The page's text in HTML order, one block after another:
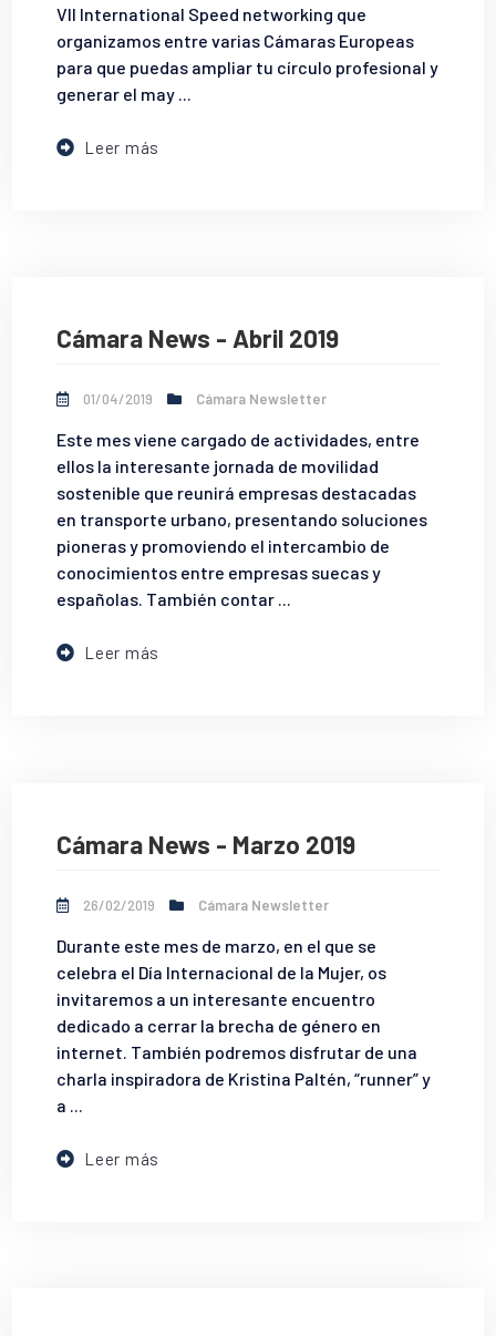
VII International Speed networking que
organizamos entre varias Cámaras Europeas
para que puedas ampliar tu círculo profesional y
generar el may ...
Leer más
Cámara News - Abril 2019
01/04/2019 Cámara Newsletter
Este mes viene cargado de actividades, entre
ellos la interesante jornada de movilidad
sostenible que reunirá empresas destacadas
en transporte urbano, presentando soluciones
pioneras y promoviendo el intercambio de
conocimientos entre empresas suecas y
españolas. También contar ...
Leer más
Cámara News - Marzo 2019
26/02/2019 Cámara Newsletter
Durante este mes de marzo, en el que se
celebra el Día Internacional de la Mujer, os
invitaremos a un interesante encuentro
dedicado a cerrar la brecha de género en
internet. También podremos disfrutar de una
charla inspiradora de Kristina Paltén, “runner” y
a ...
Leer más